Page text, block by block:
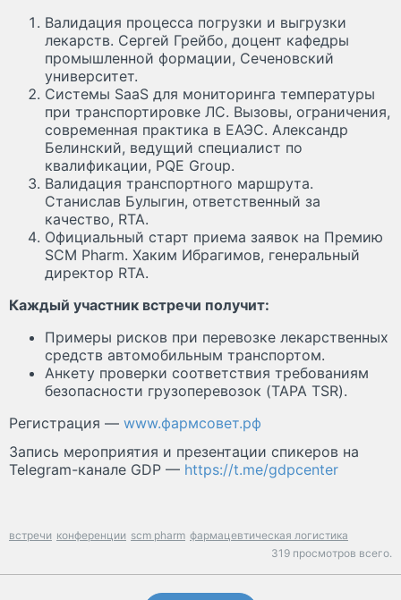
Валидация процесса погрузки и выгрузки
лекарств. Сергей Грейбо, доцент кафедры
промышленной формации, Сеченовский
университет.
Системы SaaS для мониторинга температуры
при транспортировке ЛС. Вызовы, ограничения,
современная практика в ЕАЭС. Александр
Белинский, ведущий специалист по
квалификации, PQE Group.
Валидация транспортного маршрута.
Станислав Булыгин, ответственный за
качество, RTA.
Официальный старт приема заявок на Премию
SCM Pharm. Хаким Ибрагимов, генеральный
директор RTA.
Каждый участник встречи получит:
Примеры рисков при перевозке лекарственных
средств автомобильным транспортом.
Анкету проверки соответствия требованиям
безопасности грузоперевозок (TAPA TSR).
Регистрация — www.фармсовет.рф
Запись мероприятия и презентации спикеров на
Telegram-канале GDP — https://t.me/gdpcenter
встречи конференции scm pharm фармацевтическая логистика
319 просмотров всего.